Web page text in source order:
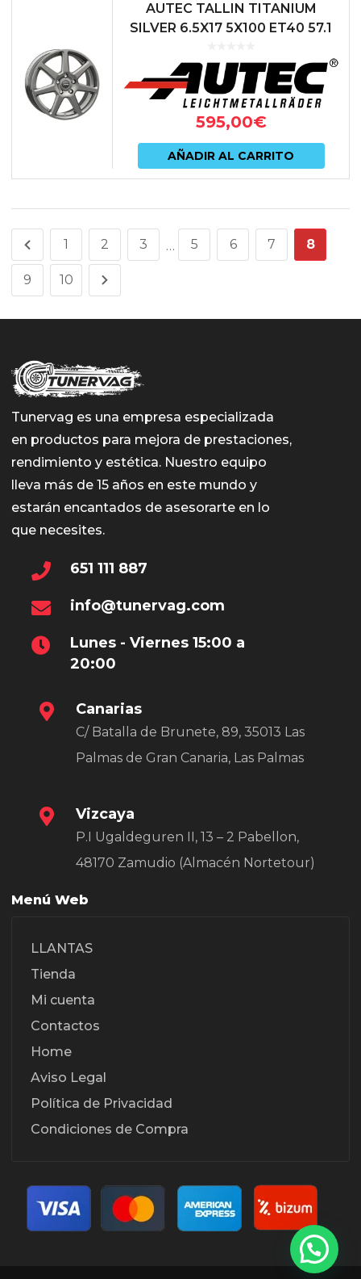
AUTEC TALLIN TITANIUM
SILVER 6.5X17 5X100 ET40 57.1
595,00€
AÑADIR AL CARRITO
1 2 3 … 5 6 7 8
9 10
Tunervag es una empresa especializada
en productos para mejora de prestaciones,
rendimiento y estética. Nuestro equipo
lleva más de 15 años en este mundo y
estarán encantados de asesorarte en lo
que necesites.
651 111 887
info@tunervag.com
Lunes - Viernes 15:00 a
20:00
Canarias
C/ Batalla de Brunete, 89, 35013 Las
Palmas de Gran Canaria, Las Palmas
Vizcaya
P.I Ugaldeguren II, 13 – 2 Pabellon,
48170 Zamudio (Almacén Nortetour)
Menú Web
LLANTAS
Tienda
Mi cuenta
Contactos
Home
Aviso Legal
Política de Privacidad
Condiciones de Compra